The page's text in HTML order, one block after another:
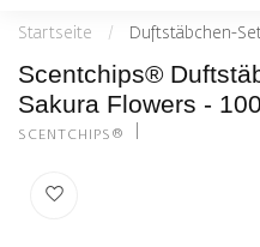
Startseite / Duftstäbchen-
Scentchips®
Sakura Flowers -
SCENTCHIPS®